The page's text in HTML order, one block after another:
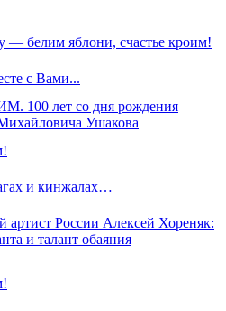
— белим яблони, счастье кроим!
с Вами...
лет со дня рождения
Ушакова
и кинжалах…
артист России Алексей Хореняк:
и талант обаяния